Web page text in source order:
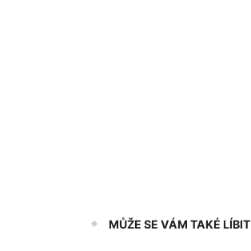
MŮŽE SE VÁM TAKÉ LÍBIT